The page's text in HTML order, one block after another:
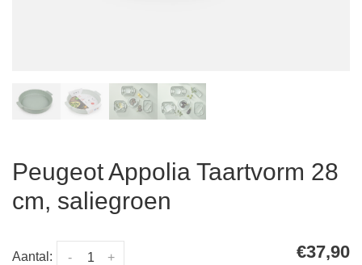
Peugeot Appolia Taartvorm 28
cm, saliegroen
Aantal: +
- €37,90